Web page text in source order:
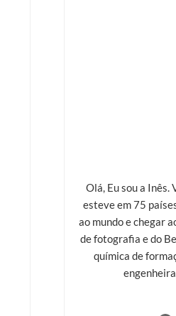
Olá, Eu sou a Inês.
esteve em 75
ao mundo e chegar
de fotografia e do
química de